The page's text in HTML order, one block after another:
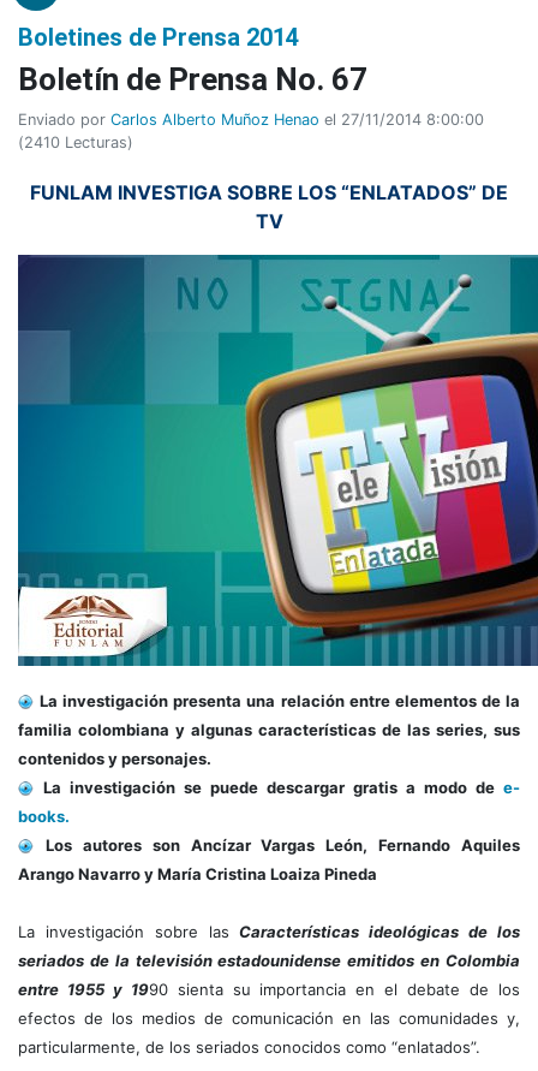
Boletines de Prensa 2014
Boletí­n de Prensa No. 67
Enviado por Carlos Alberto Muñoz Henao el 27/11/2014 8:00:00
(2410 Lecturas)
FUNLAM INVESTIGA SOBRE LOS “ENLATADOS” DE
TV
La investigación presenta una relación entre elementos de la
familia colombiana y algunas características de las series, sus
contenidos y personajes.
La investigación se puede descargar gratis a modo de e-
books.
Los autores son Ancízar Vargas León, Fernando Aquiles
Arango Navarro y María Cristina Loaiza Pineda
La investigación sobre lasCaracterísticas ideológicas de los
seriados de la televisión estadounidense emitidos en Colombia
entre 1955 y 1990 sienta su importancia en el debate de los
efectos de los medios de comunicación en las comunidades y,
particularmente, de los seriados conocidos como “enlatados”.